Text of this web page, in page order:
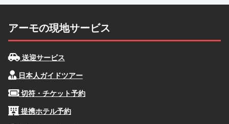
アーモの現地サービス
送迎サービス
日本人ガイドツアー
切符・チケット予約
提携ホテル予約